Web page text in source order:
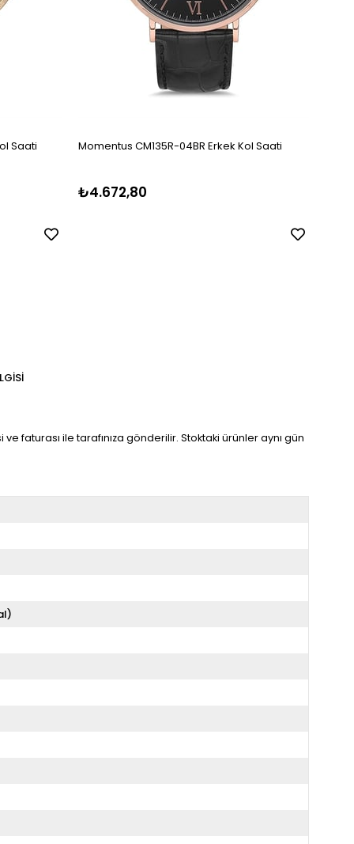
Saati Momentus CM135R-04BR Erkek Kol Saati
₺4.672,80
faturası ile tarafınıza gönderilir. Stoktaki ürünler aynı gün